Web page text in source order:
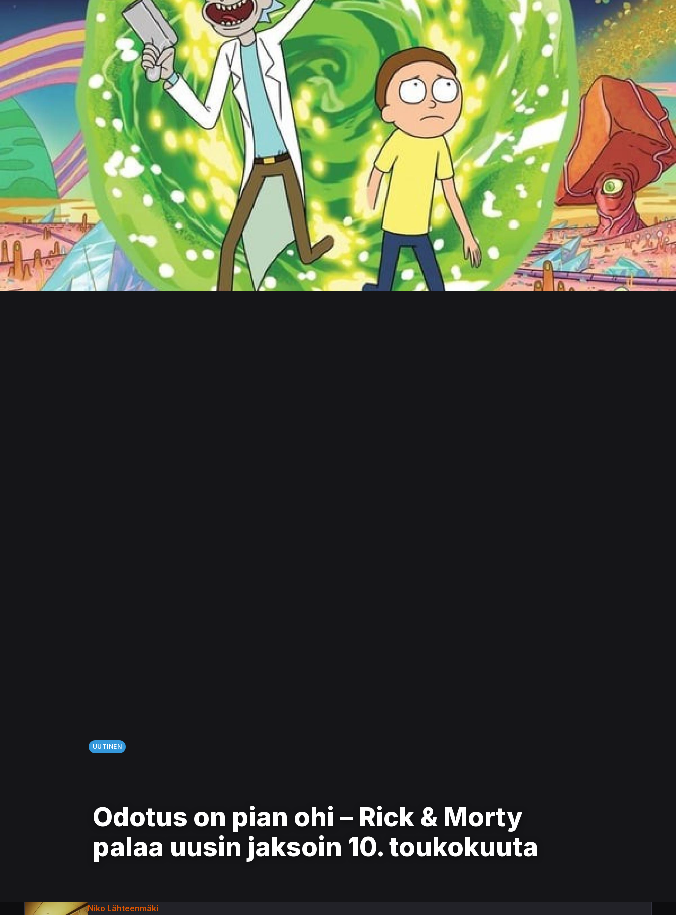
UUTINEN
Odotus on pian ohi – Rick & Morty
palaa uusin jaksoin 10. toukokuuta
Niko Lähteenmäki